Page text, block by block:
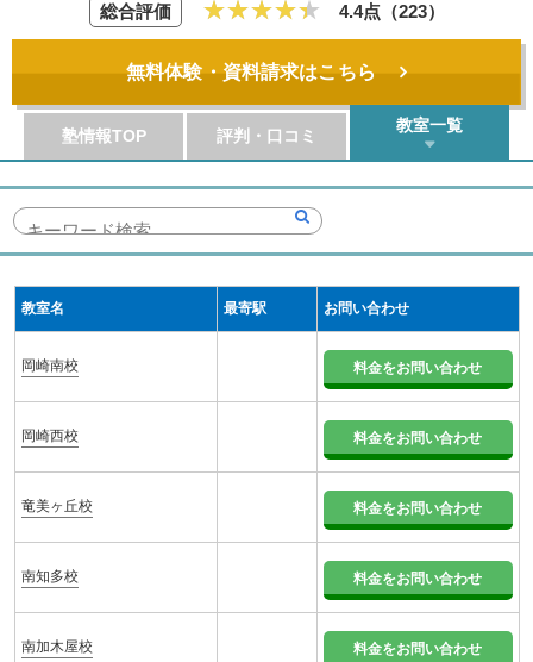
総合評価 4.4点（223）
無料体験・資料請求はこちら
塾情報TOP 評判・口コミ
教室一覧
教室名 最寄駅 お問い合わせ
岡崎南校 料金をお問い合わせ
岡崎西校 料金をお問い合わせ
竜美ヶ丘校 料金をお問い合わせ
南知多校 料金をお問い合わせ
南加木屋校 料金をお問い合わせ